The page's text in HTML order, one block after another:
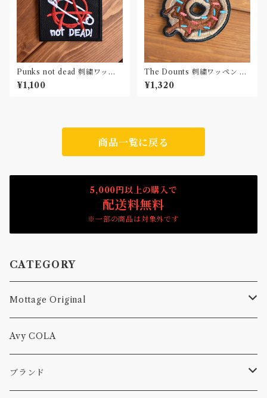
Punks not dead 刺繍ワッペ
ン Patch
¥1,100
The Dounts 刺繍ワッペン Pa
tch
¥1,320
商品一覧に戻る
5,000円以上の購入で
配送料無料
※一部の商品は対象外です
CATEGORY
Mottage Original
Tシャツ
キャップ、ニット
Avy COLA
ブランド